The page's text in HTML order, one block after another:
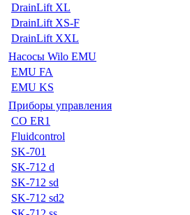
DrainLift XL
DrainLift XS-F
DrainLift XXL
Насосы Wilo EMU
EMU FA
EMU KS
Приборы управления
CO ER1
Fluidcontrol
SK-701
SK-712 d
SK-712 sd
SK-712 sd2